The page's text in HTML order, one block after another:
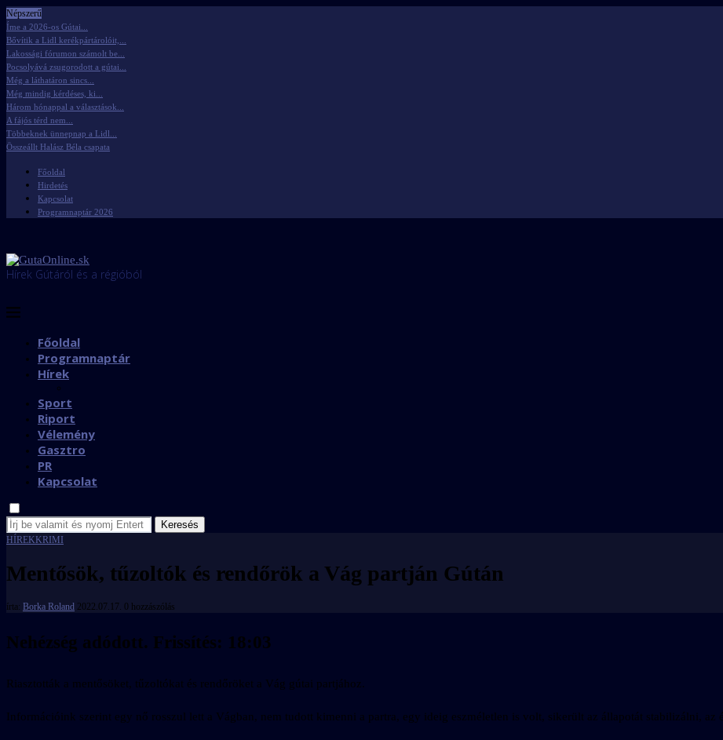
Népszerű
Íme a 2026-os Gútai...
Bővítik a Lidl kerékpártárolóit,...
Lakossági fórumon számolt be...
Pocsolyává zsugorodott a gútai...
Még a láthatáron sincs...
Még mindig kérdéses, ki...
Három hónappal a választások...
A fájós térd nem...
Többeknek ünnepnap a Lidl...
Összeállt Halász Béla csapata
Főoldal
Hirdetés
Kapcsolat
Programnaptár 2026
Hírek Gútáról és a régióból
Főoldal
Programnaptár
Hírek
Sport
Riport
Vélemény
Gasztro
PR
Kapcsolat
Keresés
HÍREKKRIMI
Mentősök, tűzoltók és rendőrök a Vág partján Gútán
írta: Borka Roland 2022.07.17. 0 hozzászólás
Nehézség adódott. Frissítés: 18:03
Riasztották a mentősöket, tűzoltókat és rendőröket a Vág gútai partjához.
Információink szerint egy nő rosszul lett a Vágban, nem tudott kimenni a partra, egy ideig eszméletlen is volt, sikerült az állapotát stabilizálni, az